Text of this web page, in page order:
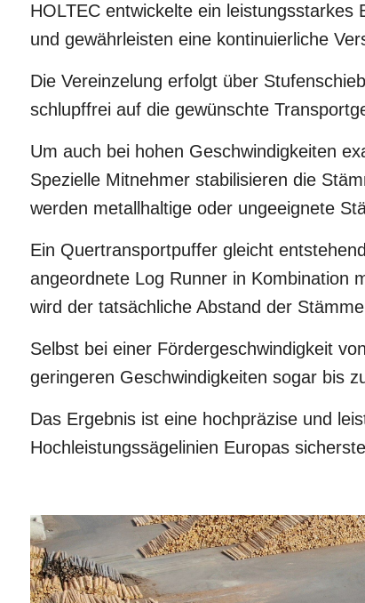
HOLTEC entwickelte ein
und gewährleisten eine kontinuierliche
Die Vereinzelung erfolgt über
schlupffrei auf die gewünschte
Um auch bei hohen Geschwindigkeiten
Spezielle Mitnehmer stabilisieren die
werden metallhaltige oder ungeeignete
Ein Quertransportpuffer gleicht
angeordnete Log Runner in Kombination
wird der tatsächliche Abstand der
Selbst bei einer Fördergeschwindigkeit
geringeren Geschwindigkeiten sogar bis
Das Ergebnis ist eine hochpräzise und
Hochleistungssägelinien Europas